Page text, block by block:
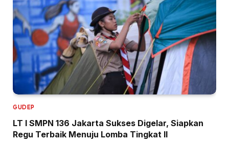
GUDEP
LT I SMPN 136 Jakarta Sukses Digelar, Siapkan
Regu Terbaik Menuju Lomba Tingkat II